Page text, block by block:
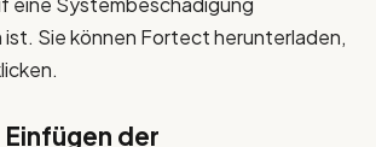
ist. Sie können Fortect herunterladen,
der